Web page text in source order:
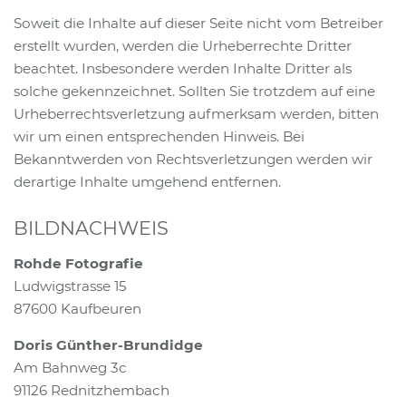
Soweit die Inhalte auf dieser Seite nicht vom Betreiber
erstellt wurden, werden die Urheberrechte Dritter
beachtet. Insbesondere werden Inhalte Dritter als
solche gekennzeichnet. Sollten Sie trotzdem auf eine
Urheberrechtsverletzung aufmerksam werden, bitten
wir um einen entsprechenden Hinweis. Bei
Bekanntwerden von Rechtsverletzungen werden wir
derartige Inhalte umgehend entfernen.
BILDNACHWEIS
Rohde Fotografie
Ludwigstrasse 15
87600 Kaufbeuren
Doris Günther-Brundidge
Am Bahnweg 3c
91126 Rednitzhembach